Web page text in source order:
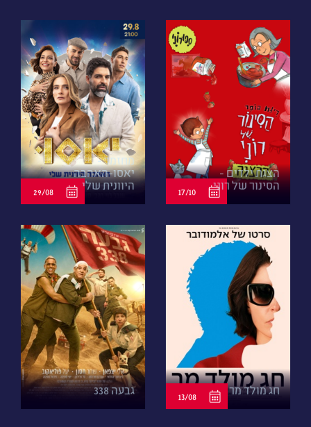
הצגת ילדים -
הסינור של רוני 17/10
מחזמר -
יאסו-האהבה
היוונית שלי 29/08
חג מולד מר 13/08 גבעה 338